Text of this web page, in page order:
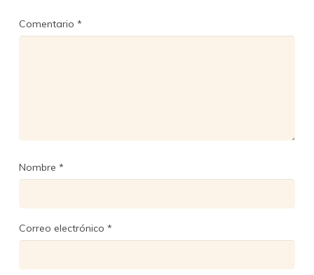
Comentario *
Nombre *
Correo electrónico *